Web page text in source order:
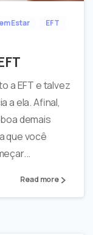
Estar
EFT
a EFT e talvez
a ela. Afinal,
demais
que você
Read more